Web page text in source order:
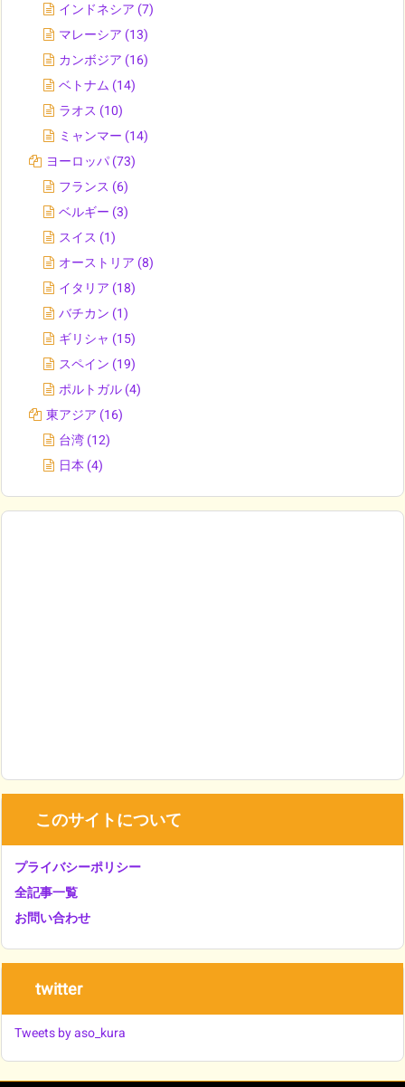
インドネシア (7)
マレーシア (13)
カンボジア (16)
ベトナム (14)
ラオス (10)
ミャンマー (14)
ヨーロッパ (73)
フランス (6)
ベルギー (3)
スイス (1)
オーストリア (8)
イタリア (18)
バチカン (1)
ギリシャ (15)
スペイン (19)
ポルトガル (4)
東アジア (16)
台湾 (12)
日本 (4)
このサイトについて
プライバシーポリシー
全記事一覧
お問い合わせ
twitter
Tweets by aso_kura